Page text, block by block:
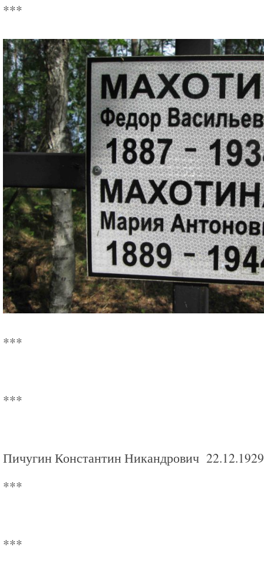
***
***
***
Пичугин Константин Никандрович
***
***